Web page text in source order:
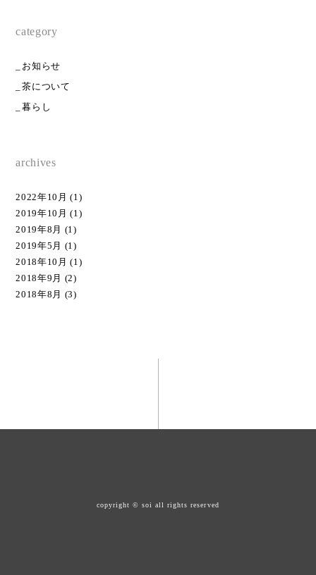
category
お知らせ
茶について
暮らし
archives
2022年10月 (1)
2019年10月 (1)
2019年8月 (1)
2019年5月 (1)
2018年10月 (1)
2018年9月 (2)
2018年8月 (3)
copyright © soi all rights reserved